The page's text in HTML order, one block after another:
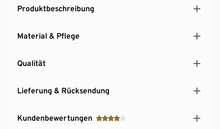
Produktbeschreibung
Material & Pflege
Qualität
Lieferung & Rücksendung
Kundenbewertungen